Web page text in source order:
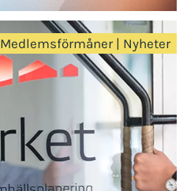
Medlemsförmåner| Nyheter